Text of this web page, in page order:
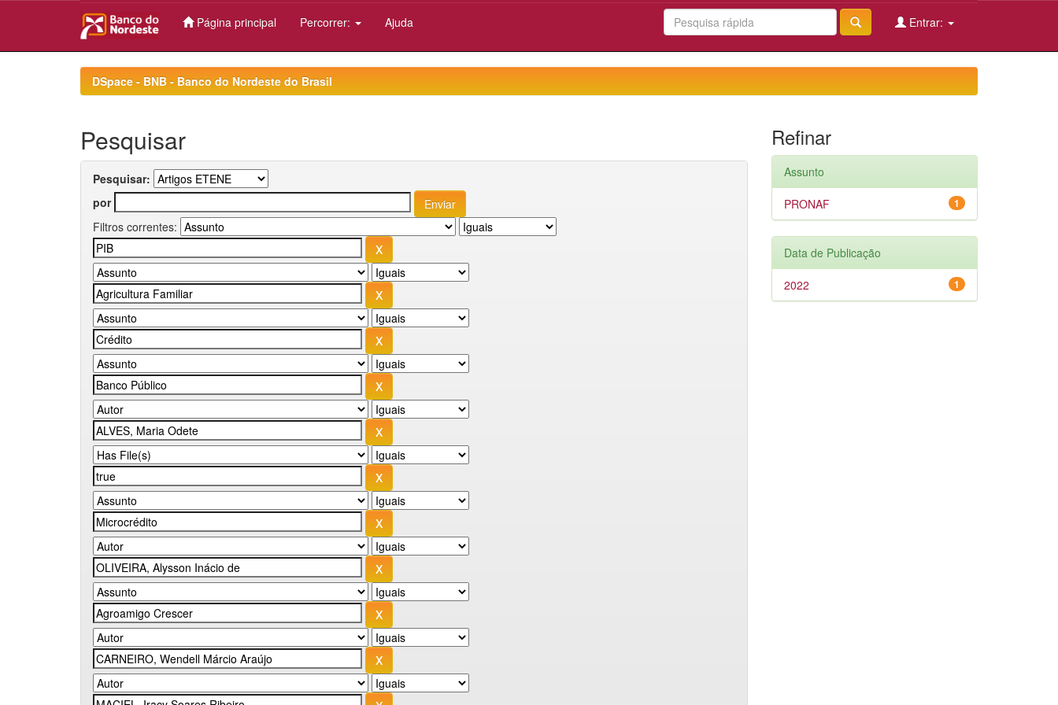
Página principal Percorrer: Ajuda Entrar:
DSpace - BNB - Banco do Nordeste do Brasil
Pesquisar
Pesquisar:
por
Filtros correntes:
Refinar
Assunto
1
PRONAF
Data de Publicação
1
2022